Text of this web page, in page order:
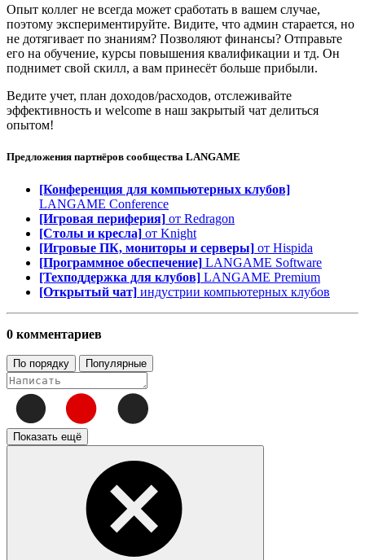
Опыт коллег не всегда может сработать в вашем случае,
поэтому экспериментируйте. Видите, что админ старается, но
не дотягивает по знаниям? Позволяют финансы? Отправьте
его на обучение, курсы повышения квалификации и тд. Он
поднимет свой скилл, а вам принесёт больше прибыли.
Ведите учет, план доходов/расходов, отслеживайте
эффективность и welcome в наш закрытый чат делиться
опытом!
Предложения партнёров сообщества LANGAME
[Конференция для компьютерных клубов]
LANGAME Conference
[Игровая периферия] от Redragon
[Столы и кресла] от Knight
[Игровые ПК, мониторы и серверы] от Hispida
[Программное обеспечение] LANGAME Software
[Техподдержка для клубов] LANGAME Premium
[Открытый чат] индустрии компьютерных клубов
0 комментариев
По порядку Популярные
Показать ещё